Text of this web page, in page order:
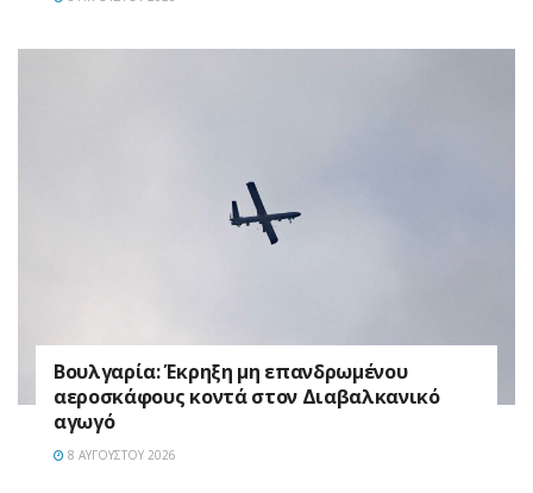
Βουλγαρία: Έκρηξη μη επανδρωμένου
αεροσκάφους κοντά στον Διαβαλκανικό
αγωγό
8 ΑΥΓΟΎΣΤΟΥ 2026